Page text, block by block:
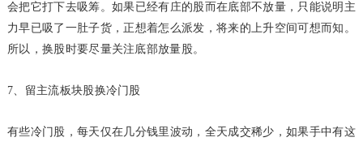
会把它打下去吸筹。如果已经有庄的股而在底部不放量，只能说明主
力早已吸了一肚子货，正想着怎么派发，将来的上升空间可想而知。
所以，换股时要尽量关注底部放量股。
7、留主流板块股换冷门股
有些冷门股，每天仅在几分钱里波动，全天成交稀少，如果手中有这